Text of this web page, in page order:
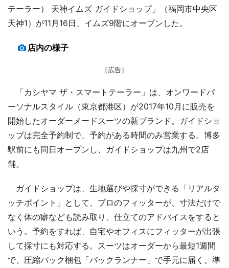
テーラー） 天神イムズ ガイドショップ」（福岡市中央区
天神1）が11月16日、イムズ9階にオープンした。
店内の様子
［広告］
「カシヤマ ザ・スマートテーラー」は、オンワードパ
ーソナルスタイル（東京都港区）が2017年10月に販売を
開始したオーダーメードスーツの新ブランド。ガイドショ
ップは完全予約制で、予約がある時間のみ営業する。博多
駅前にも同日オープンし、ガイドショップは九州で2店
舗。
ガイドショップは、生地選びや採寸ができる「リアルタ
ッチポイント」として、プロのフィッターが、寸法だけで
なく体の癖なども読み取り、仕立てのアドバイスをすると
いう。予約をすれば、自宅やオフィスにフィッターが出張
して採寸にも対応する。スーツはオーダーから最短1週間
で、圧縮パック梱包「パックランナー」で手元に届く。準